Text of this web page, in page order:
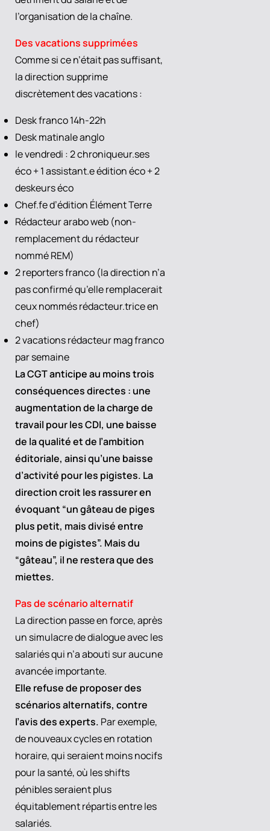
l’organisation de la chaîne.
Des vacations supprimées
Comme si ce n’était pas suffisant,
la direction supprime
discrètement des vacations :
Desk franco 14h-22h
Desk matinale anglo
le vendredi : 2 chroniqueur.ses
éco + 1 assistant.e édition éco + 2
deskeurs éco
Chef.fe d’édition Élément Terre
Rédacteur arabo web (non-
remplacement du rédacteur
nommé REM)
2 reporters franco (la direction n’a
pas confirmé qu’elle remplacerait
ceux nommés rédacteur.trice en
chef)
2 vacations rédacteur mag franco
par semaine
La CGT anticipe au moins trois
conséquences directes : une
augmentation de la charge de
travail pour les CDI, une baisse
de la qualité et de l’ambition
éditoriale, ainsi qu’une baisse
d’activité pour les pigistes. La
direction croit les rassurer en
évoquant “un gâteau de piges
plus petit, mais divisé entre
moins de pigistes”. Mais du
“gâteau”, il ne restera que des
miettes.
Pas de scénario alternatif
La direction passe en force, après
un simulacre de dialogue avec les
salariés qui n’a abouti sur aucune
avancée importante.
Elle refuse de proposer des
scénarios alternatifs, contre
l’avis des experts. Par exemple,
de nouveaux cycles en rotation
horaire, qui seraient moins nocifs
pour la santé, où les shifts
pénibles seraient plus
équitablement répartis entre les
salariés.